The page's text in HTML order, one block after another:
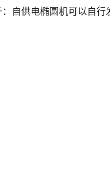
自供电椭圆机可以自行